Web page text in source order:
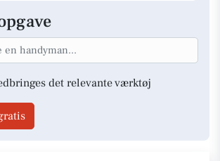
det relevante værktøj